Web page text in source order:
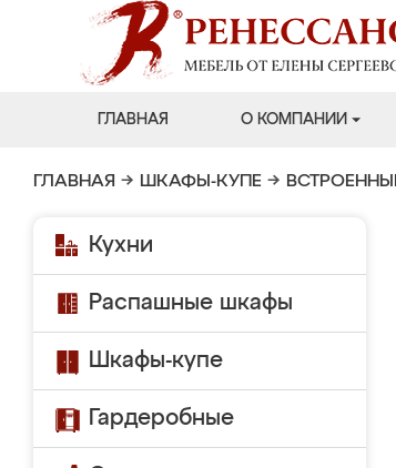
ГЛАВНАЯ О КОМПАНИИ
ГЛАВНАЯ → ШКАФЫ-КУПЕ →
Кухни
Распашные шкафы
Шкафы-купе
Гардеробные